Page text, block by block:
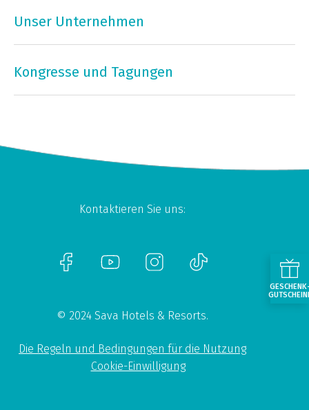
Unser Unternehmen
Kongresse und Tagungen
Kontaktieren Sie uns:
© 2024 Sava Hotels & Resorts.
Die Regeln und Bedingungen für die Nutzung
Cookie-Einwilligung